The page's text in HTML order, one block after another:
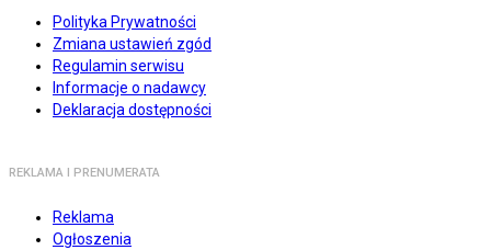
Polityka Prywatności
Zmiana ustawień zgód
Regulamin serwisu
Informacje o nadawcy
Deklaracja dostępności
REKLAMA I PRENUMERATA
Reklama
Ogłoszenia